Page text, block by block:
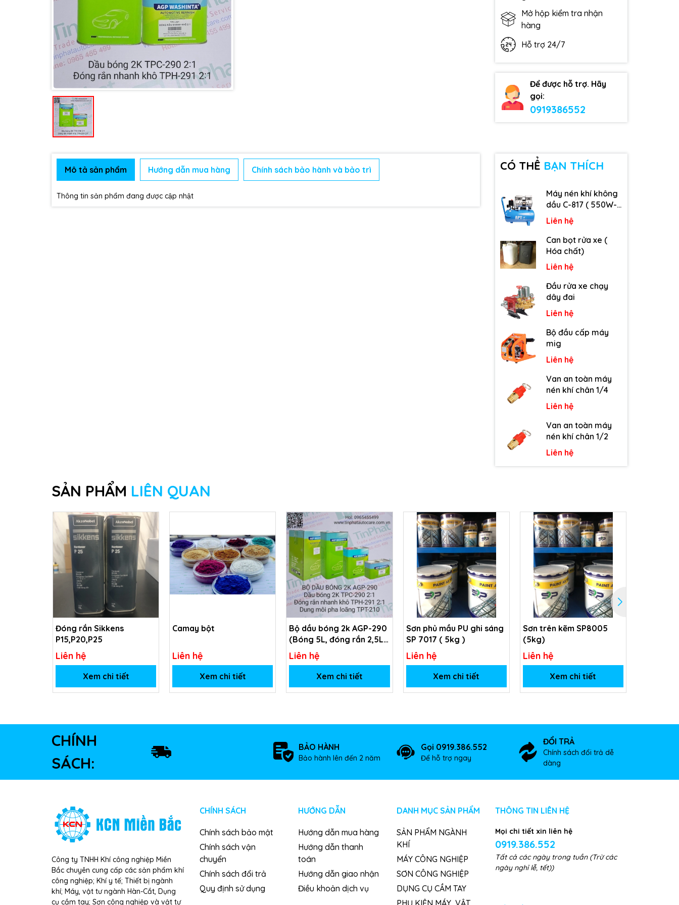
Mở hộp kiểm tra nhận
hàng
Hỗ trợ 24/7
Để được hỗ trợ. Hãy
gọi:
0919386552
Mô tả sản phẩm Hướng dẫn mua hàng Chính sách bảo hành và bảo trì
Thông tin sản phẩm đang được cập nhật
CÓ THỂ BẠN THÍCH
Máy nén khí không
dầu C-817 ( 550W-
9L )
Liên hệ
Can bọt rửa xe (
Hóa chất)
Liên hệ
Đầu rửa xe chạy
dây đai
Liên hệ
Bộ đầu cấp máy
mig
Liên hệ
Van an toàn máy
nén khí chân 1/4
Liên hệ
Van an toàn máy
nén khí chân 1/2
Liên hệ
SẢN PHẨM LIÊN QUAN
Đóng rắn Sikkens
P15,P20,P25
Liên hệ
Xem chi tiết
Camay bột
Liên hệ
Xem chi tiết
Bộ dầu bóng 2k AGP-290
(Bóng 5L, đóng rắn 2,5L,
dung môi 1L)
Liên hệ
Xem chi tiết
Sơn phủ mầu PU ghi sáng
SP 7017 ( 5kg )
Liên hệ
Xem chi tiết
Sơn trên kẽm SP8005
(5kg)
Liên hệ
Xem chi tiết
CHÍNH
SÁCH:
BẢO HÀNH
Bảo hành lên đến 2 năm
Gọi 0919.386.552
Để hỗ trợ ngay
ĐỔI TRẢ
Chính sách đổi trả dễ
dàng
Công ty TNHH Khí công nghiệp Miền
Bắc chuyên cung cấp các sản phẩm khí
công nghiệp; Khí y tế; Thiết bị ngành
khí; Máy, vật tư ngành Hàn-Cắt, Dụng
cụ cầm tay; Sơn công nghiệp và vật tư
CHÍNH SÁCH
Chính sách bảo mật
Chính sách vận
chuyển
Chính sách đổi trả
Quy định sử dụng
HƯỚNG DẪN
Hướng dẫn mua hàng
Hướng dẫn thanh
toán
Hướng dẫn giao nhận
Điều khoản dịch vụ
DANH MỤC SẢN PHẨM
SẢN PHẨM NGÀNH
KHÍ
MÁY CÔNG NGHIỆP
SƠN CÔNG NGHIỆP
DỤNG CỤ CẦM TAY
THÔNG TIN LIÊN HỆ
Mọi chi tiết xin liên hệ
0919.386.552
Tất cả các ngày trong tuần (Trừ các
ngày nghỉ lễ, tết))